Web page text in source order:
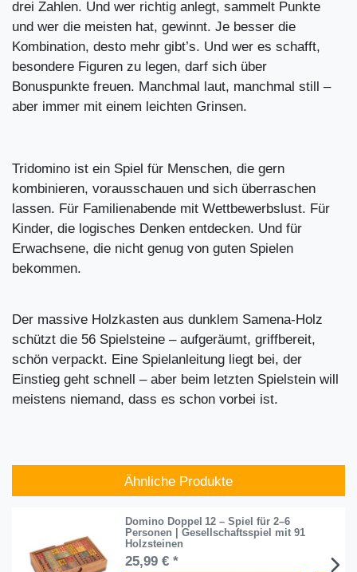
drei Zahlen. Und wer richtig anlegt, sammelt Punkte
und wer die meisten hat, gewinnt. Je besser die
Kombination, desto mehr gibt’s. Und wer es schafft,
besondere Figuren zu legen, darf sich über
Bonuspunkte freuen. Manchmal laut, manchmal still –
aber immer mit einem leichten Grinsen.
Tridomino ist ein Spiel für Menschen, die gern
kombinieren, vorausschauen und sich überraschen
lassen. Für Familienabende mit Wettbewerbslust. Für
Kinder, die logisches Denken entdecken. Und für
Erwachsene, die nicht genug von guten Spielen
bekommen.
Der massive Holzkasten aus dunklem Samena-Holz
schützt die 56 Spielsteine – aufgeräumt, griffbereit,
schön verpackt. Eine Spielanleitung liegt bei, der
Einstieg geht schnell – aber beim letzten Spielstein will
meistens niemand, dass es schon vorbei ist.
Ähnliche Produkte
Domino Doppel 12 – Spiel für 2–6
Personen | Gesellschaftsspiel mit 91
Holzsteinen
25,99 € *